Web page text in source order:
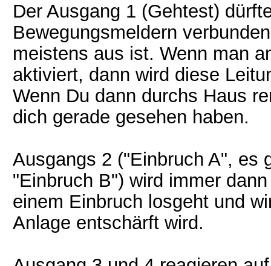
Der Ausgang 1 (Gehtest)
Bewegungsmeldern
meistens aus ist. Wenn man
aktiviert, dann wird diese
Wenn Du dann durchs Haus
dich gerade gesehen haben.
Ausgangs 2 ("Einbruch A", es
"Einbruch B") wird immer
einem Einbruch losgeht und
Anlage entschärft wird.